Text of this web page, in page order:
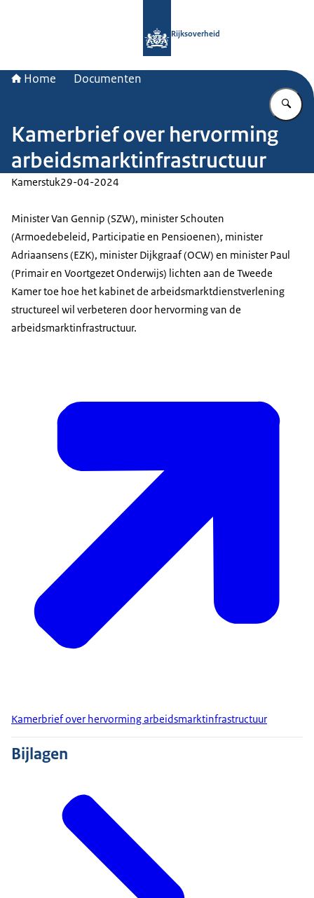
Rijksoverheid
Home Documenten
Kamerbrief over hervorming
arbeidsmarktinfrastructuur
Kamerstuk29-04-2024
Minister Van Gennip (SZW), minister Schouten
(Armoedebeleid, Participatie en Pensioenen), minister
Adriaansens (EZK), minister Dijkgraaf (OCW) en minister Paul
(Primair en Voortgezet Onderwijs) lichten aan de Tweede
Kamer toe hoe het kabinet de arbeidsmarktdienstverlening
structureel wil verbeteren door hervorming van de
arbeidsmarktinfrastructuur.
Kamerbrief over hervorming arbeidsmarktinfrastructuur
Bijlagen